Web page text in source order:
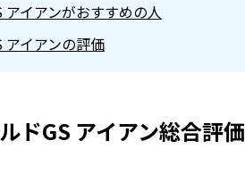
イアンがおすすめの人
アイアンの評価
ドGS アイアン総合評価